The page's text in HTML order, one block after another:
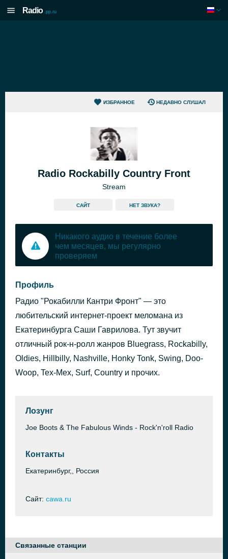
Radio .pp.ru
ИЗБРАННОЕ НЕДАВНО СЛУШАЛ
Radio Rockabilly Country Front
Stream
САЙТ HЕТ ЗВУКА?
Никакого аудио в течение более
чем месяцев, мы регулярно
проверяем
Профиль
Радио "Рокабилли Кантри Фронт" — это
любительский интернет-проект меломана из
Екатеринбурга Саши Гаврилова. Тут звучит
отличный рок-н-ролл жанров Bluegrass, Rockabilly,
Oldies, Hillbilly, Nashville, Honky Tonk, Swing, Doo-
Woop, Tex-Mex, Surf, Country и прочих.
Лозунг
Joe Boots & The Fabulous Winds - Rock'n'roll Radio
Контакты
Екатеринбург,, Россия
Сайт: cawa.ru
Связанные станции